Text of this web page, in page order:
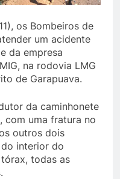
os Bombeiros de
um acidente
da empresa
na rodovia LMG
de Garapuava.
da caminhonete
com uma fratura no
outros dois
interior do
todas as